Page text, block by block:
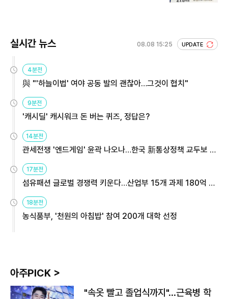
실시간 뉴스 08.08 15:25 UPDATE
4분전
與 "'하늘이법' 여야 공동 발의 괜찮아…그것이 협치"
9분전
'캐시딜' 캐시워크 돈 버는 퀴즈, 정답은?
14분전
관세전쟁 '엔드게임' 윤곽 나오나…한국 新통상정책 교두보 활
17분전
섬유패션 글로벌 경쟁력 키운다…산업부 15개 과제 180억 지
18분전
농식품부, '천원의 아침밥' 참여 200개 대학 선정
아주PICK >
"속옷 빨고 졸업식까지"…근육병 학